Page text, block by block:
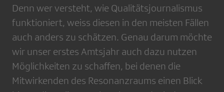
Denn wer versteht, wie Qualitätsjournalismus
funktioniert, weiss diesen in den meisten Fällen
auch anders zu schätzen. Genau darum möchte
wir unser erstes Amtsjahr auch dazu nutzen
Möglichkeiten zu schaffen, bei denen die
Mitwirkenden des Resonanzraums einen Blick